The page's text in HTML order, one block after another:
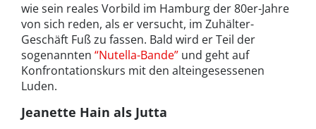
wie sein reales Vorbild im Hamburg der 80er-Jahre
von sich reden, als er versucht, im Zuhälter-
Geschäft Fuß zu fassen. Bald wird er Teil der
sogenannten “Nutella-Bande” und geht auf
Konfrontationskurs mit den alteingesessenen
Luden.
Jeanette Hain als Jutta